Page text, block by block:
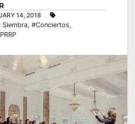
14, 2018
Siembra, #Conciertos,